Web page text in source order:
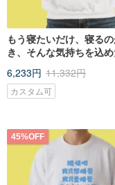
もう寝たいだけ、寝る
き、そんな気持ちを込
袖、白。
6,233円 11,332円
カスタム可
45%OFF